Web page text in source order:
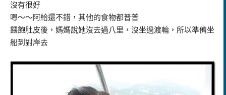
沒有很好
嗯～～阿給還不錯，其他的食物都普普
餵飽肚皮後，媽媽說她沒去過八里，沒坐過渡輪，所以準備坐
船到對岸去